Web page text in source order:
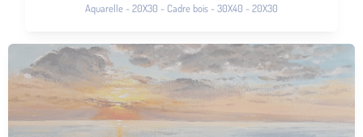
Aquarelle - 20X30 - Cadre bois - 30X40 - 20X30